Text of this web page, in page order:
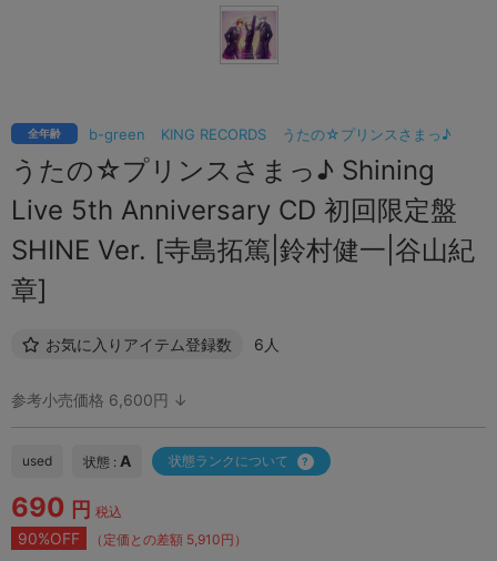
b-green KING RECORDS うたの☆プリンスさまっ♪
全年齢
うたの☆プリンスさまっ♪ Shining
Live 5th Anniversary CD 初回限定盤
SHINE Ver. [寺島拓篤|鈴村健一|谷山紀
章]
お気に入りアイテム登録数 6人
参考小売価格 6,600円 ↓
used 状態 : A 状態ランクについて
690 円 税込
90%OFF （定価との差額 5,910円）